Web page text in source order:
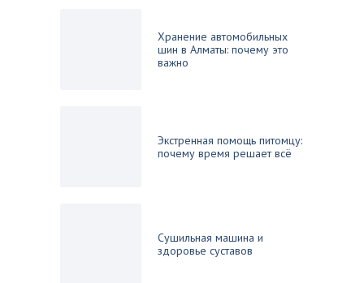
Хранение автомобильных
шин в Алматы: почему это
важно
Экстренная помощь питомцу:
почему время решает всё
Сушильная машина и
здоровье суставов